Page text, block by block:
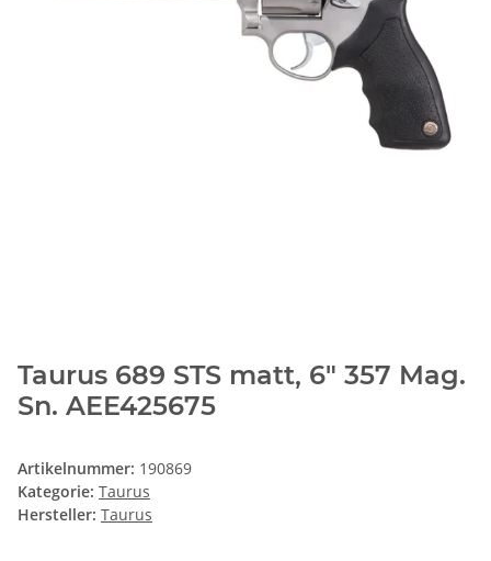
Taurus 689 STS matt, 6" 357 Mag.
Sn. AEE425675
Artikelnummer: 190869
Kategorie: Taurus
Hersteller: Taurus